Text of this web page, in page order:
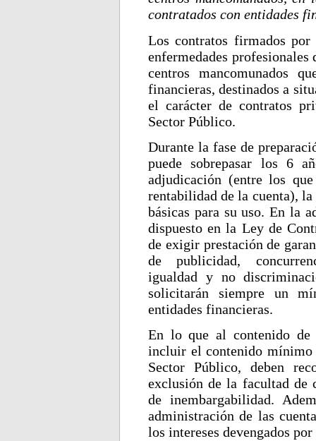
contratados con entidades
Los contratos firmados
enfermedades
centros mancomunados
financieras, destinados a
el carácter de contratos
Sector Público.
Durante la fase de
puede sobrepasar los 6
adjudicación (entre los
rentabilidad de la cuenta),
básicas para su uso. En la
dispuesto en la Ley de
de exigir prestación de
de publicidad,
igualdad y no
solicitarán siempre un
entidades financieras.
En lo que al contenido de
incluir el contenido mínimo
Sector Público, deben
exclusión de la facultad de
de inembargabilidad.
administración de las
los intereses devengados